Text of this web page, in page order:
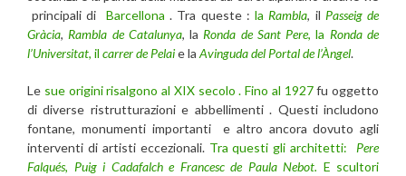
principali di Barcellona . Tra queste :laRambla, il Passeig de
Gràcia,Rambla de Catalunya, laRonda de Sant Pere, la Ronda de
l’Universitat, il carrer de Pelaie laAvinguda delPortal de l’Àngel.
Le sue origini risalgono al XIX secolo . Fino al 1927fu oggetto
di diverse ristrutturazioni e abbellimenti . Questi includono
fontane, monumenti importanti e altro ancora dovuto agli
interventi di artisti eccezionali. Tra questi gli architetti:Pere
Falqués, Puig i Cadafalch e Francesc de Paula Nebot. E scultori